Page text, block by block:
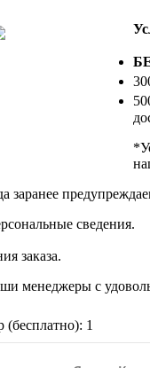
сведения.
заказа.
менеджеры с
1